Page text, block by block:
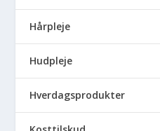
Hårpleje
Hudpleje
Hverdagsprodukter